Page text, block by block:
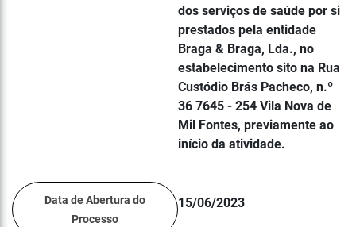
dos serviços de saúde por si
prestados pela entidade
Braga & Braga, Lda., no
estabelecimento sito na Rua
Custódio Brás Pacheco, n.º
36 7645 - 254 Vila Nova de
Mil Fontes, previamente ao
início da atividade.
Data de Abertura do
Processo
15/06/2023